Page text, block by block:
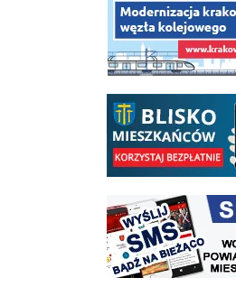
link do opisu aplikacji -
link do strony systemu